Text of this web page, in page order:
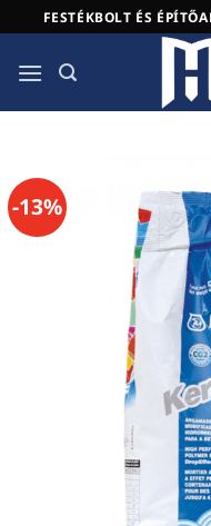
to
content
FESTÉKBOLT ÉS
-13%